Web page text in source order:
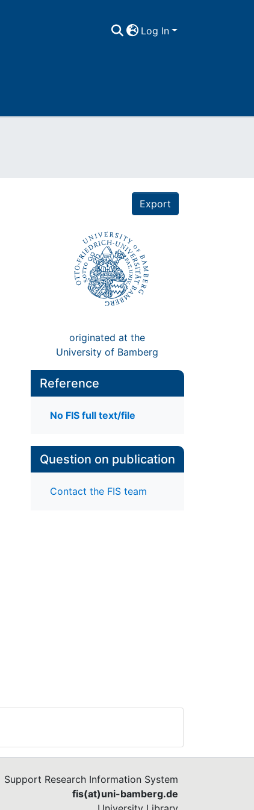
Log In
Export
originated at the
University of Bamberg
Reference
No FIS full text/file
Question on publication
Contact the FIS team
Support Research Information System
fis(at)uni-bamberg.de